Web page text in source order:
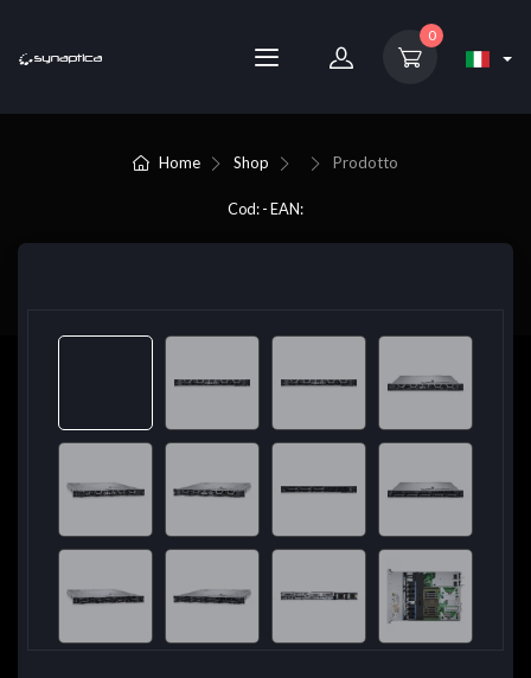
0
Home Shop Prodotto
Cod: - EAN: